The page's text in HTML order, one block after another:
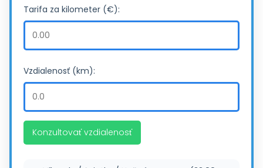
Tarifa za kilometer (€):
Vzdialenosť (km):
Konzultovať vzdialenosť